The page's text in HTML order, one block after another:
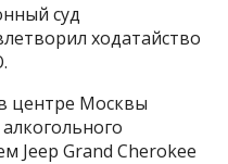
суд
ходатайство
центре Москвы
Jeep Grand Cherokee